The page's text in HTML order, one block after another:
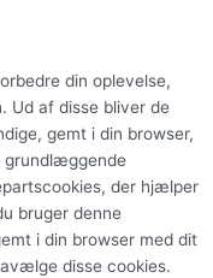
din oplevelse,
Ud af disse bliver de
gemt i din browser,
grundlæggende
der hjælper
bruger denne
i din browser med dit
disse cookies.